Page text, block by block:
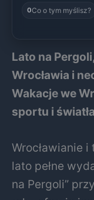
0Co o tym myślisz?
Lato na
Wrocławia i
Wakacje we
sportu i światła
Wrocławianie
lato pełne
na Pergoli”